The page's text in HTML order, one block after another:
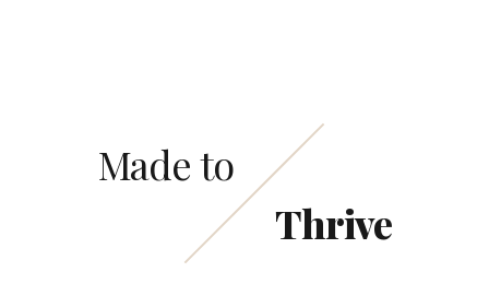
Made to
Thrive